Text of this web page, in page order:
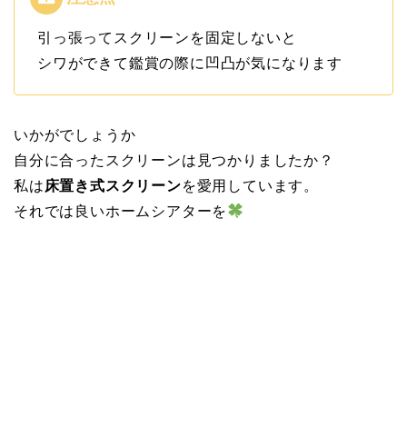
引っ張ってスクリーンを固定しないと
シワができて鑑賞の際に凹凸が気になります
いかがでしょうか
自分に合ったスクリーンは見つかりましたか？
私は床置き式スクリーンを愛用しています。
それでは良いホームシアターを